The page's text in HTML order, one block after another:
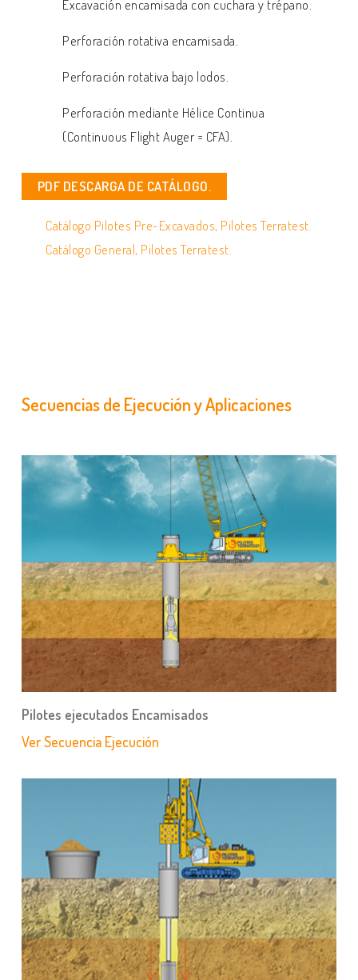
Excavación encamisada con cuchara y trépano.
Perforación rotativa encamisada.
Perforación rotativa bajo lodos.
Perforación mediante Hélice Continua
(Continuous Flight Auger = CFA).
PDF DESCARGA DE CATÁLOGO.
Catálogo Pilotes Pre-Excavados, Pilotes Terratest.
Catálogo General, Pilotes Terratest.
Secuencias de Ejecución y Aplicaciones
Pilotes ejecutados Encamisados
Ver Secuencia Ejecución